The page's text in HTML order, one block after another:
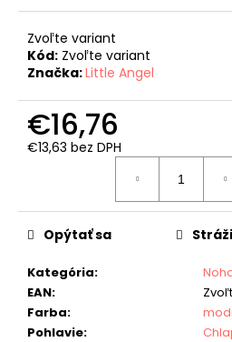
Zvoľte variant
Kód: Zvoľte variant
Značka:Little Angel
€16,76
€13,63 bez DPH
Kategória:
EAN:
Farba:
Pohlavie:
Opýtať sa